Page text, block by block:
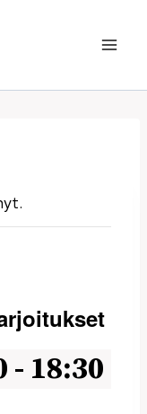
- 18:30